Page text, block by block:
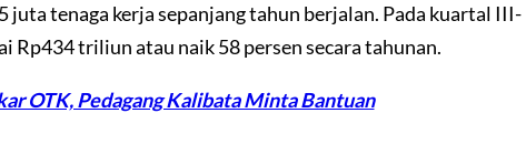
juta tenaga kerja sepanjang tahun berjalan. Pada kuartal III-
Rp434 triliun atau naik 58 persen secara tahunan.
OTK, Pedagang Kalibata Minta Bantuan